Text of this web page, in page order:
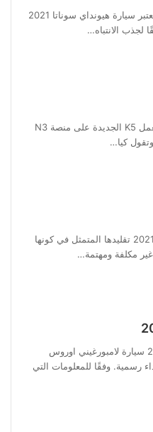
سوناتا 2021 تعتبر سيارة هيونداي سوناتا 2021
لجذب الانتباه…
اوبتيما2021 تعمل K5 الجديدة على منصة N3
وتقول كيا…
تويوتا كورولا 2021 تقليدها المتمثل في كونها
مكلفة ومهتمة…
لمبرجيني 2021 سيارة لامبورغيني اوروس
الأداء رسمية. وفقًا للمعلومات التي